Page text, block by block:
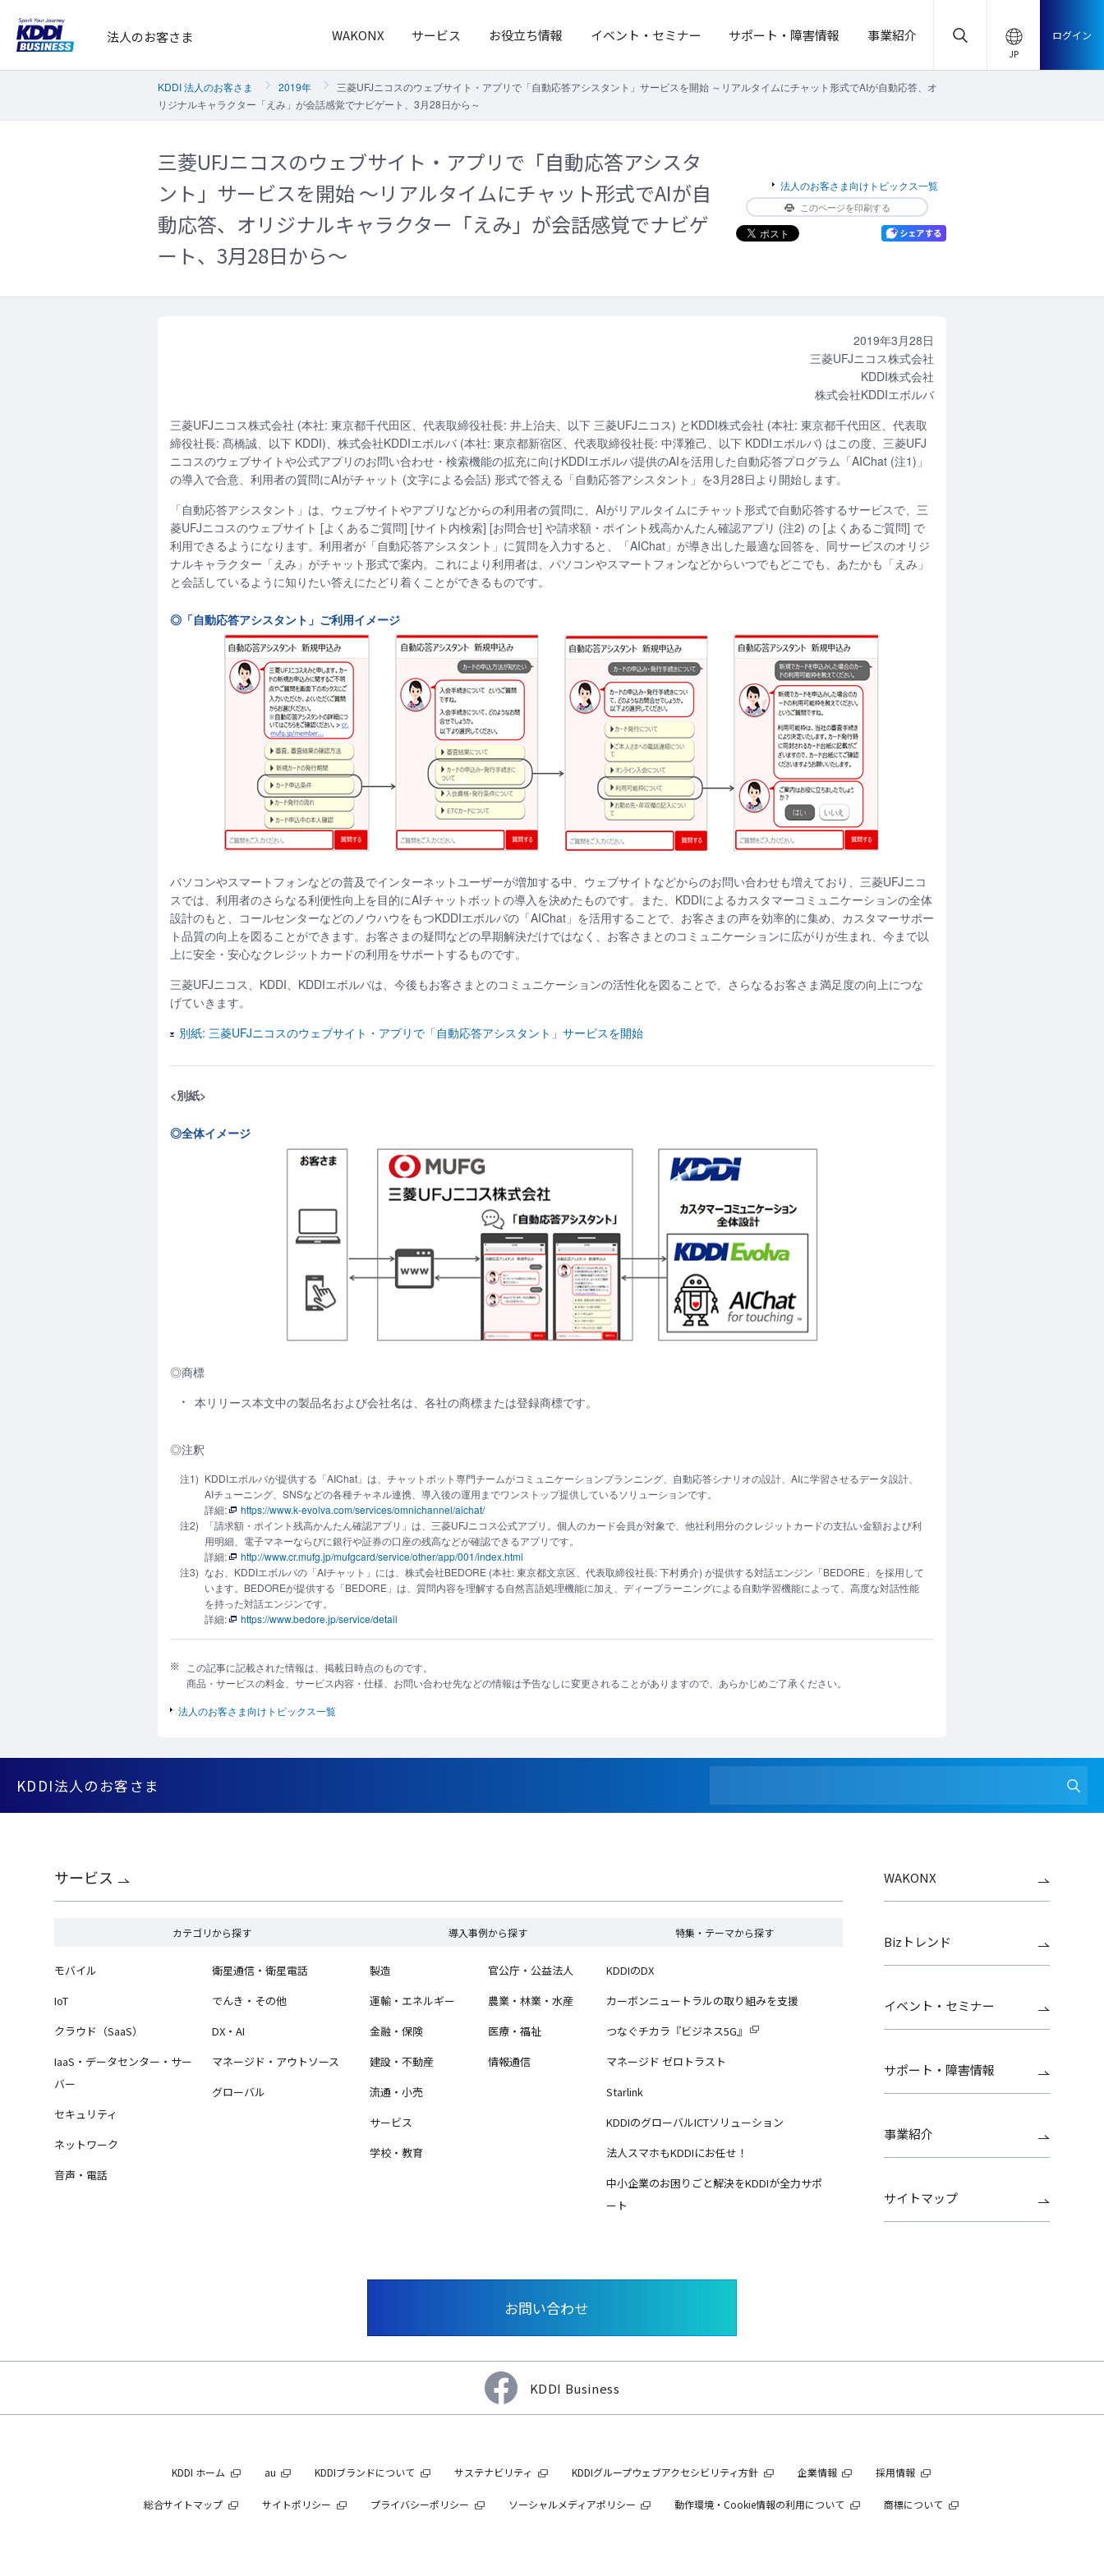
法人のお客さま WAKONX サービス お役立ち情報 イベント・セミナー サポート・障害情報 事業紹介 ログイン
KDDI 法人のお客さま 2019年
三菱UFJニコスのウェブサイト・アプリで「自動応答アシスタント」サービスを開始 ～リアルタイムにチャット形式でAIが自動応答、オ
リジナルキャラクター「えみ」が会話感覚でナビゲート、3月28日から～
三菱UFJニコスのウェブサイト・アプリで「自動応答アシスタ
ント」サービスを開始 ～リアルタイムにチャット形式でAIが自
動応答、オリジナルキャラクター「えみ」が会話感覚でナビゲ
ート、3月28日から～
法人のお客さま向けトピックス一覧
このページを印刷する
2019年3月28日
三菱UFJニコス株式会社
KDDI株式会社
株式会社KDDIエボルバ
三菱UFJニコス株式会社 (本社: 東京都千代田区、代表取締役社長: 井上治夫、以下 三菱UFJニコス) とKDDI株式会社 (本社: 東京都千代田区、代表取
締役社長: 髙橋誠、以下 KDDI)、株式会社KDDIエボルバ (本社: 東京都新宿区、代表取締役社長: 中澤雅己、以下 KDDIエボルバ) はこの度、三菱UFJ
ニコスのウェブサイトや公式アプリのお問い合わせ・検索機能の拡充に向けKDDIエボルバ提供のAIを活用した自動応答プログラム「AIChat (注1)」
の導入で合意、利用者の質問にAIがチャット (文字による会話) 形式で答える「自動応答アシスタント」を3月28日より開始します。
「自動応答アシスタント」は、ウェブサイトやアプリなどからの利用者の質問に、AIがリアルタイムにチャット形式で自動応答するサービスで、三
菱UFJニコスのウェブサイト [よくあるご質問] [サイト内検索] [お問合せ] や請求額・ポイント残高かんたん確認アプリ (注2) の [よくあるご質問] で
利用できるようになります。利用者が「自動応答アシスタント」に質問を入力すると、「AIChat」が導き出した最適な回答を、同サービスのオリジ
ナルキャラクター「えみ」がチャット形式で案内。これにより利用者は、パソコンやスマートフォンなどからいつでもどこでも、あたかも「えみ」
と会話しているように知りたい答えにたどり着くことができるものです。
◎「自動応答アシスタント」ご利用イメージ
パソコンやスマートフォンなどの普及でインターネットユーザーが増加する中、ウェブサイトなどからのお問い合わせも増えており、三菱UFJニコ
スでは、利用者のさらなる利便性向上を目的にAIチャットボットの導入を決めたものです。また、KDDIによるカスタマーコミュニケーションの全体
設計のもと、コールセンターなどのノウハウをもつKDDIエボルバの「AIChat」を活用することで、お客さまの声を効率的に集め、カスタマーサポー
ト品質の向上を図ることができます。お客さまの疑問などの早期解決だけではなく、お客さまとのコミュニケーションに広がりが生まれ、今まで以
上に安全・安心なクレジットカードの利用をサポートするものです。
三菱UFJニコス、KDDI、KDDIエボルバは、今後もお客さまとのコミュニケーションの活性化を図ることで、さらなるお客さま満足度の向上につな
げていきます。
別紙: 三菱UFJニコスのウェブサイト・アプリで「自動応答アシスタント」サービスを開始
<別紙>
◎全体イメージ
◎商標
本リリース本文中の製品名および会社名は、各社の商標または登録商標です。
◎注釈
注1) KDDIエボルバが提供する「AIChat」は、チャットボット専門チームがコミュニケーションプランニング、自動応答シナリオの設計、AIに学習させるデータ設計、
AIチューニング、SNSなどの各種チャネル連携、導入後の運用までワンストップ提供しているソリューションです。
詳細:
https://www.k-evolva.com/services/omnichannel/aichat/
注2)
「請求額・ポイント残高かんたん確認アプリ」は、三菱UFJニコス公式アプリ。個人のカード会員が対象で、他社利用分のクレジットカードの支払い金額および利
用明細、電子マネーならびに銀行や証券の口座の残高などが確認できるアプリです。
詳細:
http://www.cr.mufg.jp/mufgcard/service/other/app/001/index.html
注3) なお、KDDIエボルバの「AIチャット」には、株式会社BEDORE (本社: 東京都文京区、代表取締役社長: 下村勇介) が提供する対話エンジン「BEDORE」を採用して
います。BEDOREが提供する「BEDORE」は、質問内容を理解する自然言語処理機能に加え、ディープラーニングによる自動学習機能によって、高度な対話性能
を持った対話エンジンです。
詳細:
https://www.bedore.jp/service/detail
この記事に記載された情報は、掲載日時点のものです。
商品・サービスの料金、サービス内容・仕様、お問い合わせ先などの情報は予告なしに変更されることがありますので、あらかじめご了承ください。
法人のお客さま向けトピックス一覧
KDDI法人のお客さま
サービス
カテゴリから探す
モバイル
IoT
クラウド（SaaS）
IaaS・データセンター・サー
バー
セキュリティ
ネットワーク
音声・電話
衛星通信・衛星電話
でんき・その他
DX・AI
マネージド・アウトソース
グローバル
導入事例から探す
製造
運輸・エネルギー
金融・保険
建設・不動産
流通・小売
サービス
学校・教育
官公庁・公益法人
農業・林業・水産
医療・福祉
情報通信
特集・テーマから探す
KDDIのDX
カーボンニュートラルの取り組みを支援
つなぐチカラ『ビジネス5G』
マネージド ゼロトラスト
Starlink
KDDIのグローバルICTソリューション
法人スマホもKDDIにお任せ！
中小企業のお困りごと解決をKDDIが全力サポ
ート
WAKONX
Bizトレンド
イベント・セミナー
サポート・障害情報
事業紹介
サイトマップ
お問い合わせ
KDDI Business
KDDI ホーム au KDDIブランドについて サステナビリティ KDDIグループウェブアクセシビリティ方針 企業情報 採用情報
総合サイトマップ サイトポリシー プライバシーポリシー ソーシャルメディアポリシー 動作環境・Cookie情報の利用について 商標について